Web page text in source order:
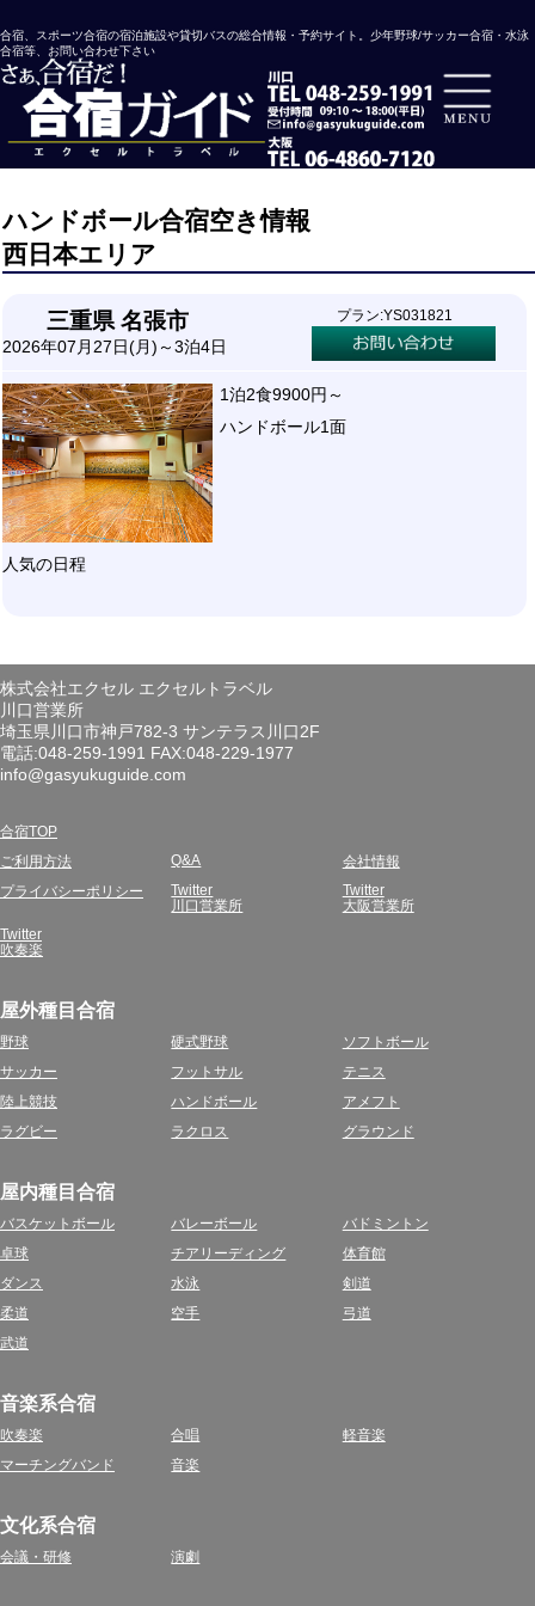
合宿、スポーツ合宿の宿泊施設や貸切バスの総合情報・予約サイト。少年野球/サッカー合宿・水泳
合宿等、お問い合わせ下さい
ハンドボール合宿空き情報
西日本エリア
三重県 名張市
2026年07月27日(月)～3泊4日
プラン:YS031821
1泊2食9900円～
ハンドボール1面
人気の日程
株式会社エクセル エクセルトラベル
川口営業所
埼玉県川口市神戸782-3 サンテラス川口2F
電話:048-259-1991 FAX:048-229-1977
info@gasyukuguide.com
合宿TOP
ご利用方法 Q&A 会社情報
プライバシーポリシー
Twitter
川口営業所
Twitter
大阪営業所
Twitter
吹奏楽
屋外種目合宿
野球 硬式野球 ソフトボール
サッカー フットサル テニス
陸上競技 ハンドボール アメフト
ラグビー ラクロス グラウンド
屋内種目合宿
バスケットボール バレーボール バドミントン
卓球 チアリーディング 体育館
ダンス 水泳 剣道
柔道 空手 弓道
武道
音楽系合宿
吹奏楽 合唱 軽音楽
マーチングバンド 音楽
文化系合宿
会議・研修 演劇